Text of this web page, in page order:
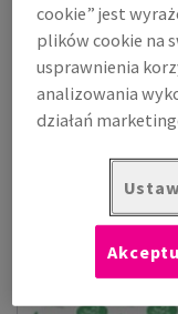
cookie” jest
plików cookie na
usprawnienia
analizowania
działań